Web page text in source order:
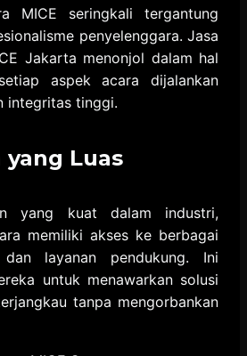
MICE seringkali tergantung
penyelenggara. Jasa
Jakarta menonjol dalam hal
aspek acara dijalankan
integritas tinggi.
yang Luas
yang kuat dalam industri,
memiliki akses ke berbagai
layanan pendukung. Ini
untuk menawarkan solusi
tanpa mengorbankan